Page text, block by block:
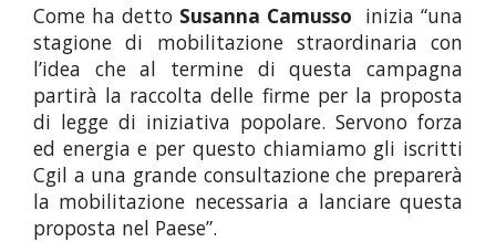
Come ha detto Susanna Camusso inizia “una
stagione di mobilitazione straordinaria con
l’idea che al termine di questa campagna
partirà la raccolta delle firme per la proposta
di legge di iniziativa popolare. Servono forza
ed energia e per questo chiamiamo gli iscritti
Cgil a una grande consultazione che preparerà
la mobilitazione necessaria a lanciare questa
proposta nel Paese”.